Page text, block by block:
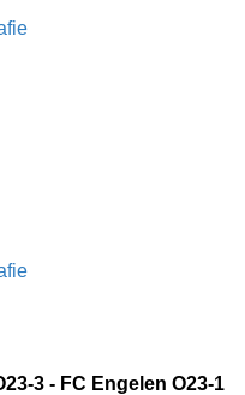
3 - FC Engelen O23-1